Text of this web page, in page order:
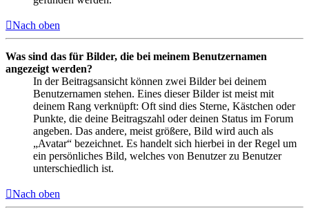
Nach oben
Was sind das für Bilder, die bei meinem Benutzernamen
angezeigt werden?
In der Beitragsansicht können zwei Bilder bei deinem
Benutzernamen stehen. Eines dieser Bilder ist meist mit
deinem Rang verknüpft: Oft sind dies Sterne, Kästchen oder
Punkte, die deine Beitragszahl oder deinen Status im Forum
angeben. Das andere, meist größere, Bild wird auch als
„Avatar“ bezeichnet. Es handelt sich hierbei in der Regel um
ein persönliches Bild, welches von Benutzer zu Benutzer
unterschiedlich ist.
Nach oben